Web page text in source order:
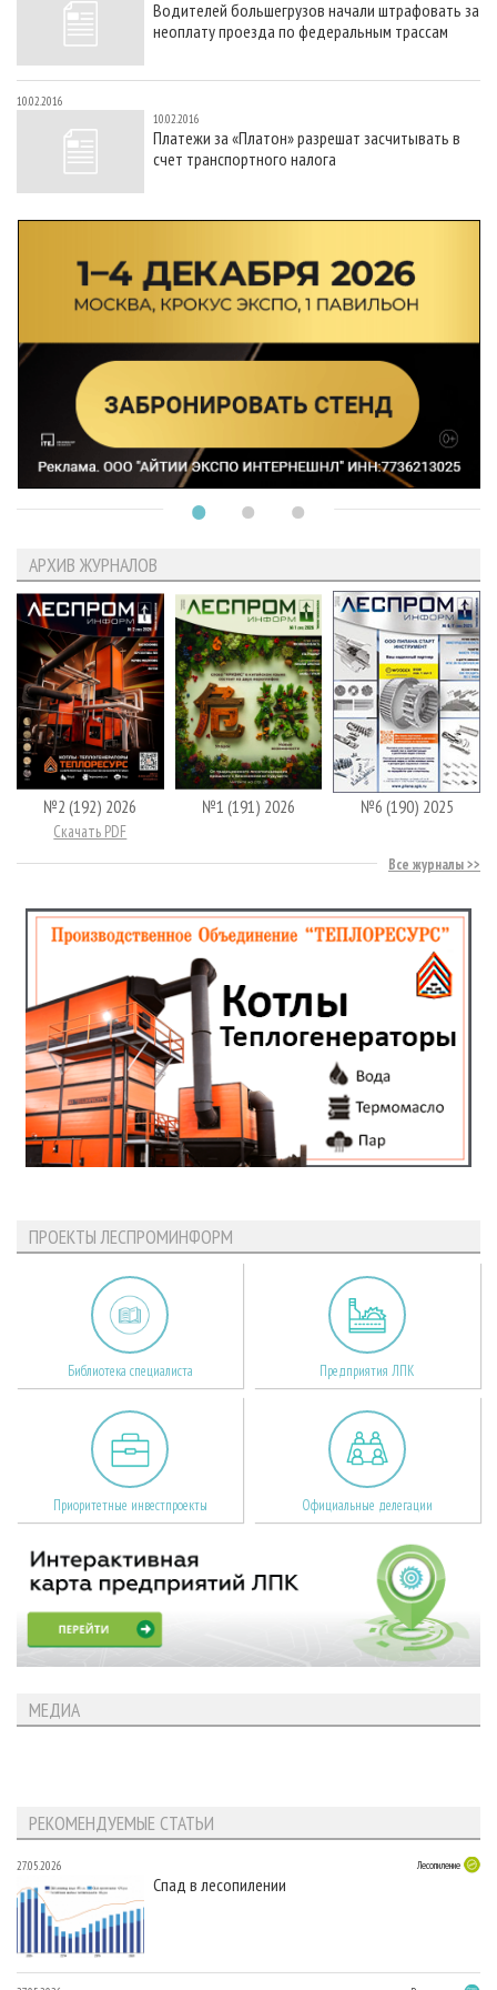
СУШКА ДРЕВЕСИНЫ
ПРОИЗВОДСТВО ДРЕВЕСНЫХ ПЛИТ
ДЕРЕВЯННОЕ ДОМОСТРОЕНИЕ
ПРОИЗВОДСТВО МЕБЕЛИ
БИОЭНЕРГЕТИКА
ЦБП
ПЕРСОНЫ
МОБИЛЬНЫЕ ВЫСТАВКИ
ПРИОРИТЕТНЫЕ ИНВЕСТПРОЕКТЫ
RUSSIAN FORESTRY REVIEW
ГАЗЕТА ЛЕСПРОМФОРУМ
КОНТАКТЫ
РЕКЛАМА
Водителей большегрузов начали штрафовать за
неоплату проезда по федеральным трассам
10.02.2016
10.02.2016
Платежи за «Платон» разрешат засчитывать в
счет транспортного налога
АРХИВ ЖУРНАЛОВ
№2 (192) 2026
Скачать PDF
№1 (191) 2026 №6 (190) 2025
Все журналы
ПРОЕКТЫ ЛЕСПРОМИНФОРМ
Библиотека специалиста Предприятия ЛПК
Приоритетные инвестпроекты Официальные делегации
МЕДИА
РЕКОМЕНДУЕМЫЕ СТАТЬИ
27.05.2026 Лесопиление
Спад в лесопилении